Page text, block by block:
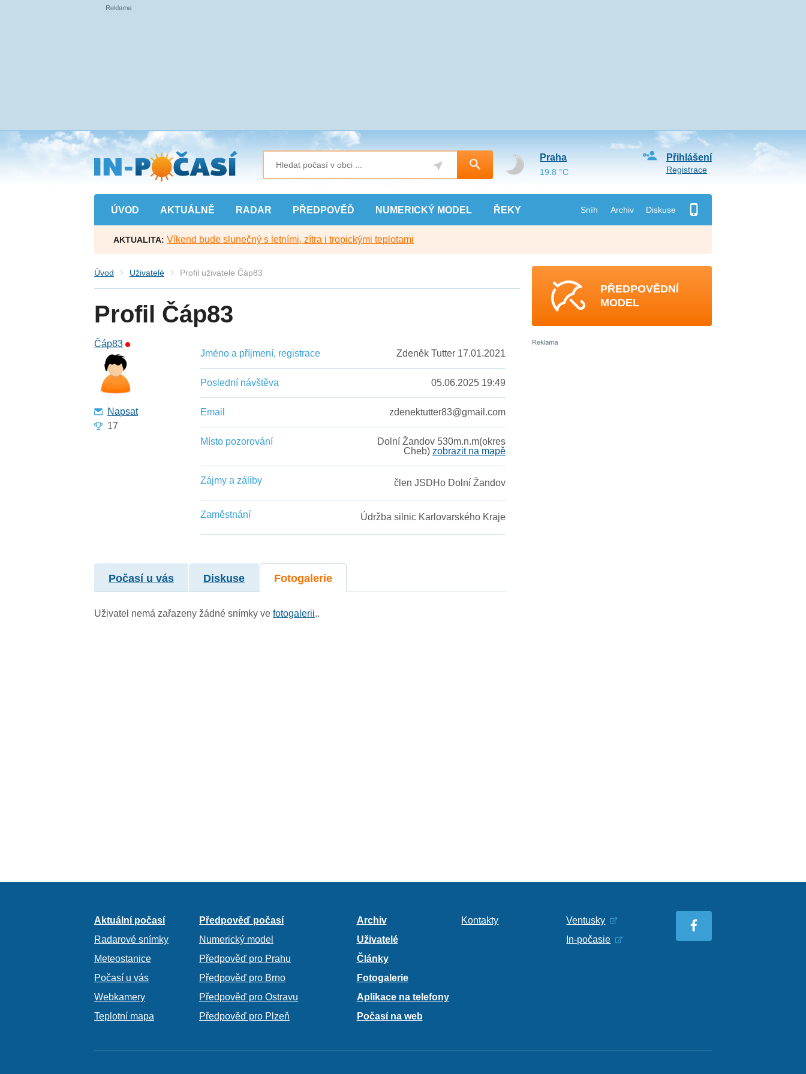
Přejít
na
hlavní
obsah
ÚVOD AKTUÁLNĚ RADAR PŘEDPOVĚĎ NUMERICKÝ MODEL ŘEKY Sníh Archiv Diskuse
Přihlášení
Registrace
Praha
19.8 °C
AKTUALITA: Víkend bude slunečný s letními, zítra i tropickými teplotami
Úvod Uživatelé Profil uživatele Čáp83
Profil Čáp83
Čáp83
Napsat
17
Jméno a příjmení, registrace Zdeněk Tutter 17.01.2021
Poslední návštěva 05.06.2025 19:49
Email zdenektutter83@gmail.com
Místo pozorování
Dolní Žandov 530m.n.m(okres
Cheb) zobrazit na mapě
Zájmy a záliby člen JSDHo Dolní Žandov
Zaměstnání Údržba silnic Karlovarského Kraje
Počasí u vás Diskuse Fotogalerie
Uživatel nemá zařazeny žádné snímky vefotogalerii..
PŘEDPOVĚDNÍ
MODEL
Aktuální počasí
Radarové snímky
Meteostanice
Počasí u vás
Webkamery
Teplotní mapa
Předpověď počasí
Numerický model
Předpověď pro Prahu
Předpověď pro Brno
Předpověď pro Ostravu
Předpověď pro Plzeň
Archiv
Uživatelé
Články
Fotogalerie
Aplikace na telefony
Počasí na web
Kontakty
Ventusky
In-počasie